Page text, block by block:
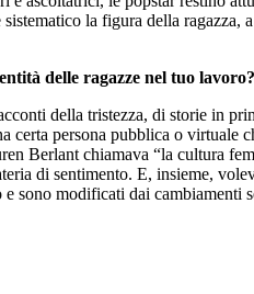
la figura della ragazza,
delle ragazze nel tuo lavoro?
della tristezza, di storie in
persona pubblica o virtuale
Berlant chiamava “la cultura
di sentimento. E, insieme,
sono modificati dai cambiamenti